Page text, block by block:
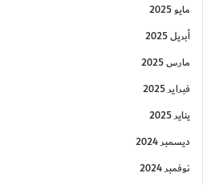
مايو 2025
أبريل 2025
مارس 2025
فبراير 2025
يناير 2025
ديسمبر 2024
نوفمبر 2024